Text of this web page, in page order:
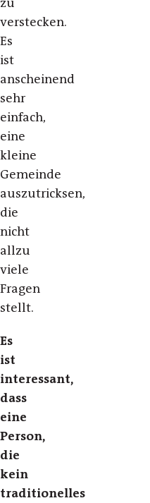
verstecken.
Es
ist
anscheinend
sehr
einfach,
eine
kleine
Gemeinde
auszutricksen,
die
nicht
allzu
viele
Fragen
stellt.
Es
ist
interessant,
dass
eine
Person,
die
kein
traditionelles